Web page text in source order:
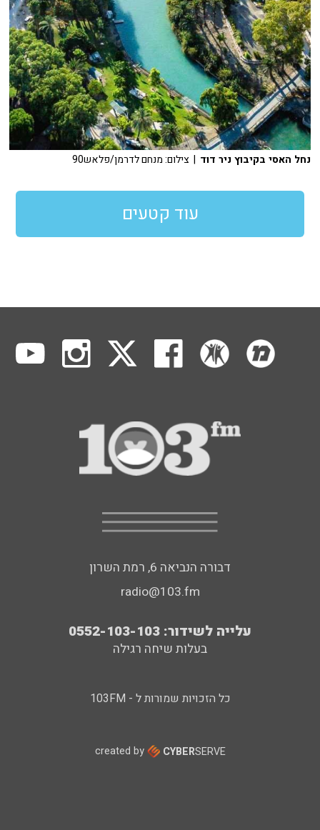
נחל האסי בקיבוץ ניר דוד | צילום: מנחם לדרמן/פלאש90
עוד קטעים
דבורה הנביאה 6, רמת השרון
radio@103.fm
עלייה לשידור: 0552-103-103
בעלות שיחה רגילה
כל הזכויות שמורות ל - 103FM
created by CYBERSERVE